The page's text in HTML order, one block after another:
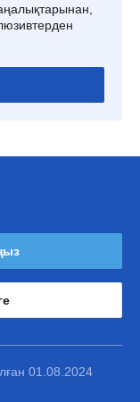
01.08.2024